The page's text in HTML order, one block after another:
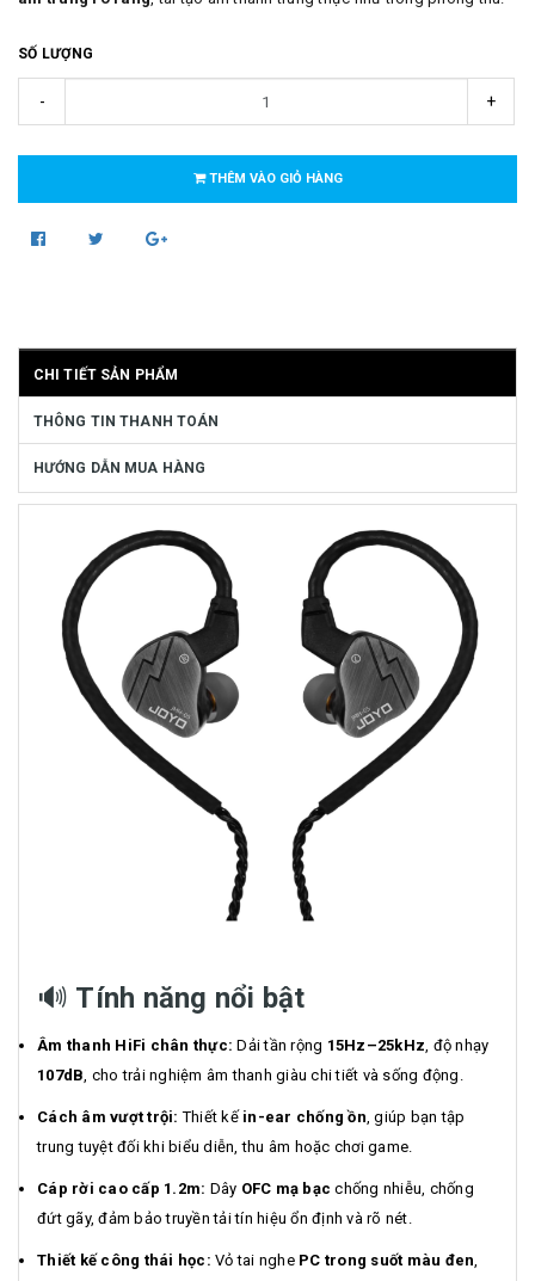
SỐ LƯỢNG
- +
THÊM VÀO GIỎ HÀNG
CHI TIẾT SẢN PHẨM
THÔNG TIN THANH TOÁN
HƯỚNG DẪN MUA HÀNG
🔊 Tính năng nổi bật
Âm thanh HiFi chân thực: Dải tần rộng 15Hz–25kHz, độ nhạy
107dB, cho trải nghiệm âm thanh giàu chi tiết và sống động.
Cách âm vượt trội: Thiết kế in-ear chống ồn, giúp bạn tập
trung tuyệt đối khi biểu diễn, thu âm hoặc chơi game.
Cáp rời cao cấp 1.2m: Dây OFC mạ bạc chống nhiễu, chống
đứt gãy, đảm bảo truyền tải tín hiệu ổn định và rõ nét.
Thiết kế công thái học: Vỏ tai nghe PC trong suốt màu đen,